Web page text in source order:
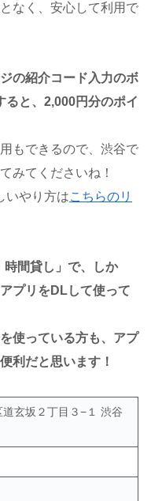
なく、安心して利用で
の紹介コード入力のボ
と、2,000円分のポイ
もできるので、渋谷で
みてくださいね！
いやり方はこちらのリ
時間貸し」で、しか
プリをDLして使って
使っている方も、アプ
利だと思います！
玄坂２丁目３−１ 渋谷